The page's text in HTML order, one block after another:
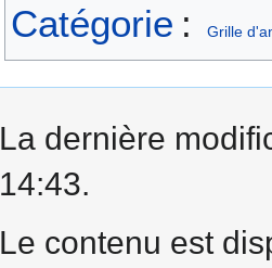
Catégorie : Grille
La dernière
14:43.
Le contenu est